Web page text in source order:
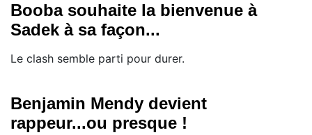
Booba souhaite la bienvenue à
Sadek à sa façon...
Le clash semble parti pour durer.
Benjamin Mendy devient
rappeur...ou presque !